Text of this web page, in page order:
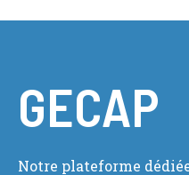
GECAP
Notre plateforme